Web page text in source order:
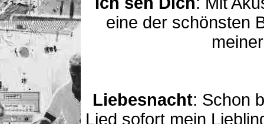
eine der schönsten
Liebesnacht: Schon
Lied sofort mein